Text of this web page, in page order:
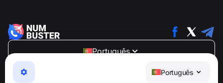
Português
Português
NumBuster © 2013—2026 ·
support@numbuster.com
Um app fácil de usar que protege você contra golpes